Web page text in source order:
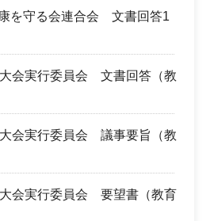
を守る会連合会 文書回答1
会実行委員会 文書回答（教
会実行委員会 議事要旨（教
会実行委員会 要望書（教育